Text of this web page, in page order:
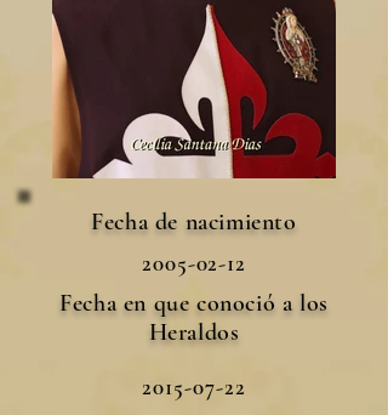
Fecha de nacimiento
2005-02-12
Fecha en que conoció a los
Heraldos
2015-07-22